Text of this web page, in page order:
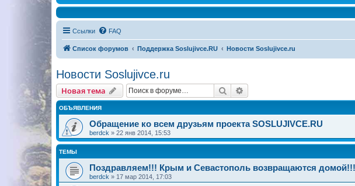
Ссылки FAQ
Список форумов Поддержка Soslujivce.RU Новости Soslujivce.ru
Новости Soslujivce.ru
Новая тема Поиск
ОБЪЯВЛЕНИЯ
Обращение ко всем друзьям проекта SOSLUJIVCE.RU
berdck » 22 янв 2014, 15:53
ТЕМЫ
Поздравляем!!! Крым и Севастополь возвращаются домой!!!
berdck » 17 мар 2014, 17:03